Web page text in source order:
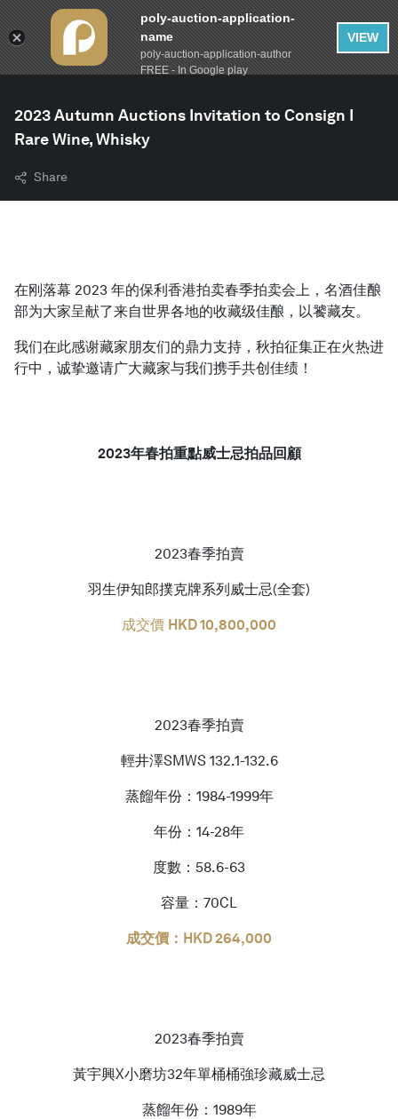
2023 Autumn Auctions Invitation to Consign I
Rare Wine, Whisky
Share
在刚落幕 2023 年的保利香港拍卖春季拍卖会上，名酒佳酿
部为大家呈献了来自世界各地的收藏级佳酿，以饕藏友。
我们在此感谢藏家朋友们的鼎力支持，秋拍征集正在火热进
行中，诚挚邀请广大藏家与我们携手共创佳绩！
2023年春拍重點威士忌拍品回顧
2023春季拍賣
羽生伊知郎撲克牌系列威士忌(全套)
成交價 HKD10,800,000
2023春季拍賣
輕井澤SMWS 132.1-132.6
蒸餾年份：1984-1999年
年份：14-28年
度數：58.6-63
容量：70CL
成交價：HKD 264,000
2023春季拍賣
黃宇興X小磨坊32年單桶桶強珍藏威士忌
蒸餾年份：1989年
poly-auction-application-
name
poly-auction-application-author
FREE - In Google play
VIEW